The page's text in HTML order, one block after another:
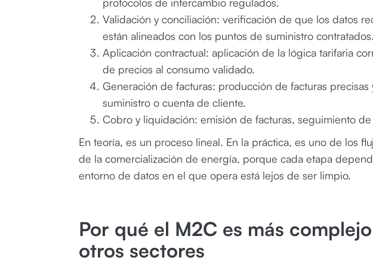
Validación y conciliación: verificación de que los datos
están alineados con los puntos de suministro contratados.
Aplicación contractual: aplicación de la lógica tarifaria
de precios al consumo validado.
Generación de facturas: producción de facturas
suministro o cuenta de cliente.
Cobro y liquidación: emisión de facturas, seguimiento
En teoría, es un proceso lineal. En la práctica, es uno de los
de la comercialización de energía, porque cada etapa
entorno de datos en el que opera está lejos de ser limpio.
Por qué el M2C es más
otros sectores